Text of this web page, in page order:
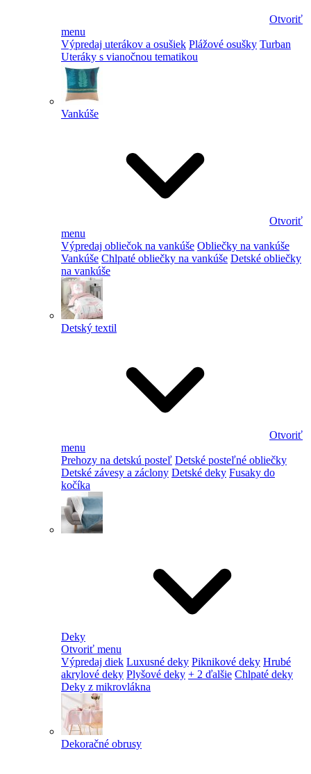
Otvoriť
menu
Výpredaj uterákov a osušiek Plážové osušky Turban
Uteráky s vianočnou tematikou
Vankúše
Otvoriť
menu
Výpredaj obliečok na vankúše Obliečky na vankúše
Vankúše Chlpaté obliečky na vankúše Detské obliečky
na vankúše
Detský textil
Otvoriť
menu
Prehozy na detskú posteľ Detské posteľné obliečky
Detské závesy a záclony Detské deky Fusaky do
kočíka
Deky
Otvoriť menu
Výpredaj diek Luxusné deky Piknikové deky Hrubé
akrylové deky Plyšové deky + 2 ďalšie Chlpaté deky
Deky z mikrovlákna
Dekoračné obrusy